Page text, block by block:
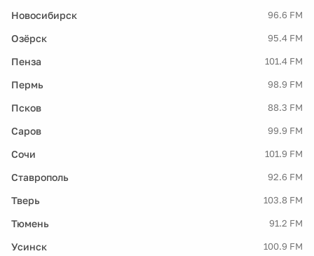
Новосибирск 96.6 FM
Озёрск 95.4 FM
Пенза 101.4 FM
Пермь 98.9 FM
Псков 88.3 FM
Саров 99.9 FM
Сочи 101.9 FM
Ставрополь 92.6 FM
Тверь 103.8 FM
Тюмень 91.2 FM
Усинск 100.9 FM